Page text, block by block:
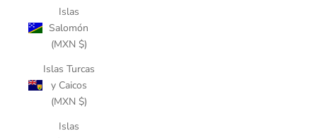
Islas
Salomón
(MXN $)
Islas Turcas
y Caicos
(MXN $)
Islas